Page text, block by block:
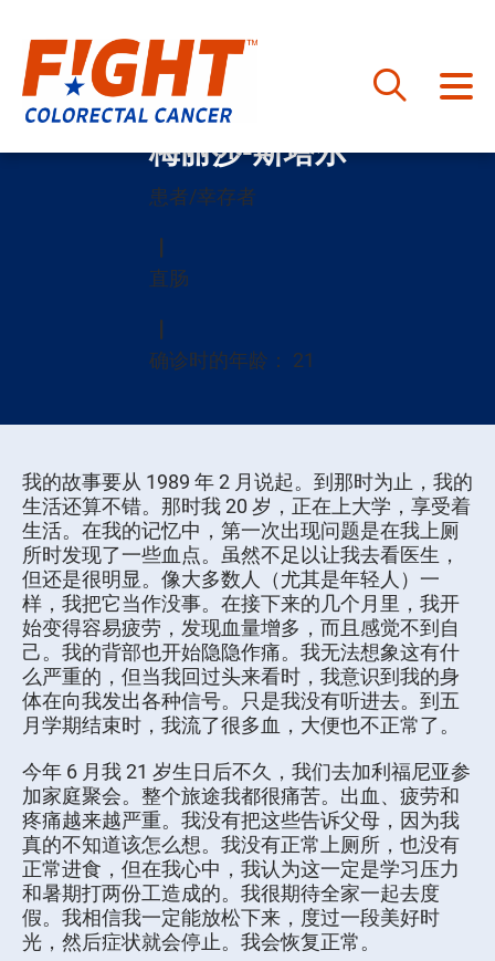
至
梅丽莎-斯塔尔
患者/幸存者
直肠
确诊时的年龄： 21
我的故事要从 1989 年 2 月说起。到那时为止，我的
生活还算不错。那时我 20 岁，正在上大学，享受着
生活。在我的记忆中，第一次出现问题是在我上厕
所时发现了一些血点。虽然不足以让我去看医生，
但还是很明显。像大多数人（尤其是年轻人）一
样，我把它当作没事。在接下来的几个月里，我开
始变得容易疲劳，发现血量增多，而且感觉不到自
己。我的背部也开始隐隐作痛。我无法想象这有什
么严重的，但当我回过头来看时，我意识到我的身
体在向我发出各种信号。只是我没有听进去。到五
月学期结束时，我流了很多血，大便也不正常了。
今年 6 月我 21 岁生日后不久，我们去加利福尼亚参
加家庭聚会。整个旅途我都很痛苦。出血、疲劳和
疼痛越来越严重。我没有把这些告诉父母，因为我
真的不知道该怎么想。我没有正常上厕所，也没有
正常进食，但在我心中，我认为这一定是学习压力
和暑期打两份工造成的。我很期待全家一起去度
假。我相信我一定能放松下来，度过一段美好时
光，然后症状就会停止。我会恢复正常。